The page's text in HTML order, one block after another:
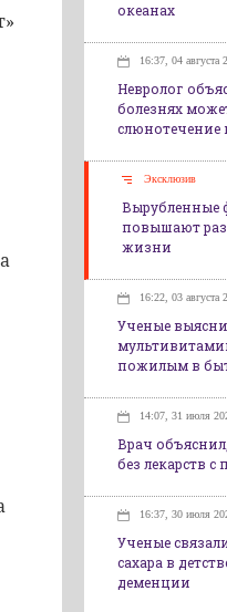
океанах
16:37, 04 августа
Невролог
болезнях
слюнотечение
Эксклюзив
Вырубленные
повышают
жизни
16:22, 03 августа
Ученые
пожилым в
14:07, 31 июля
Врач
без лекарств
16:37, 30 июля
Ученые
сахара в
деменции